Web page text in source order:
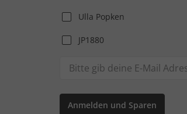
Ulla Popken
JP1880
Anmelden und Sparen